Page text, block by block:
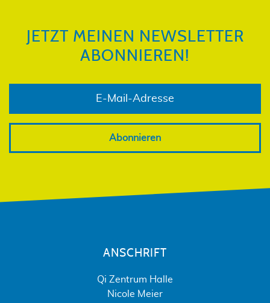
JETZT MEINEN NEWSLETTER
ABONNIEREN!
Abonnieren
ANSCHRIFT
Qi Zentrum Halle
Nicole Meier